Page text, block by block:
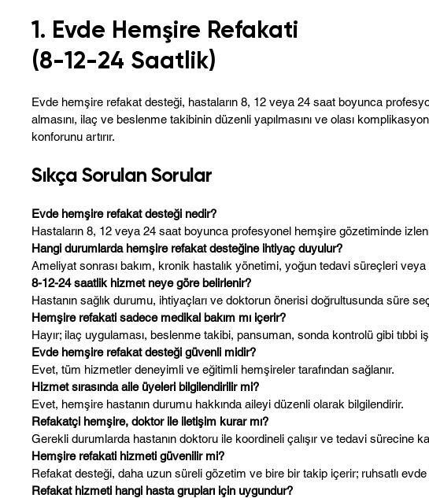
1. Evde Hemşire Refakati
(8-12-24 Saatlik)
Evde hemşire refakat desteği, hastaların 8, 12 veya 24 saat boyunca
almasını, ilaç ve beslenme takibinin düzenli yapılmasını ve olası
konforunu artırır.
Sıkça Sorulan Sorular
Evde hemşire refakat desteği nedir?
Hastaların 8, 12 veya 24 saat boyunca profesyonel hemşire gözetiminde
Hangi durumlarda hemşire refakat desteğine ihtiyaç duyulur?
Ameliyat sonrası bakım, kronik hastalık yönetimi, yoğun tedavi süreçleri
8-12-24 saatlik hizmet neye göre belirlenir?
Hastanın sağlık durumu, ihtiyaçları ve doktorun önerisi doğrultusunda süre
Hemşire refakati sadece medikal bakım mı içerir?
Hayır; ilaç uygulaması, beslenme takibi, pansuman, sonda kontrolü gibi tıbbi
Evde hemşire refakat desteği güvenli midir?
Evet, tüm hizmetler deneyimli ve eğitimli hemşireler tarafından sağlanır.
Hizmet sırasında aile üyeleri bilgilendirilir mi?
Evet, hemşire hastanın durumu hakkında aileyi düzenli olarak bilgilendirir.
Refakatçi hemşire, doktor ile iletişim kurar mı?
Gerekli durumlarda hastanın doktoru ile koordineli çalışır ve tedavi sürecine
Hemşire refakati hizmeti güvenilir mi?
Refakat desteği, daha uzun süreli gözetim ve bire bir takip içerir; ruhsatlı
Refakat hizmeti hangi hasta grupları için uygundur?